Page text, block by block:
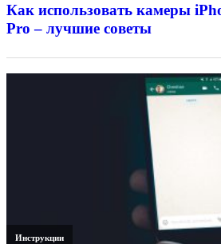
Как использовать камеры
Pro – лучшие советы
Инструкции